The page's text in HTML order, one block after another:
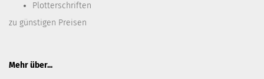
Plotterschriften
zu günstigen Preisen
Mehr über...